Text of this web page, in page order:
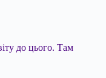
до цього. Там